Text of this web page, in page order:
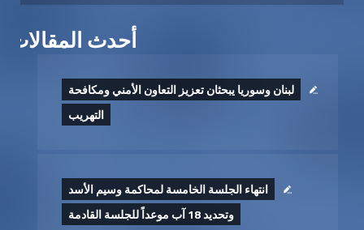
أحدث المقالات
لبنان وسوريا يبحثان تعزيز التعاون الأمني ومكافحة
التهريب
انتهاء الجلسة الخامسة لمحاكمة وسيم الأسد
وتحديد 18 آب موعداً للجلسة القادمة